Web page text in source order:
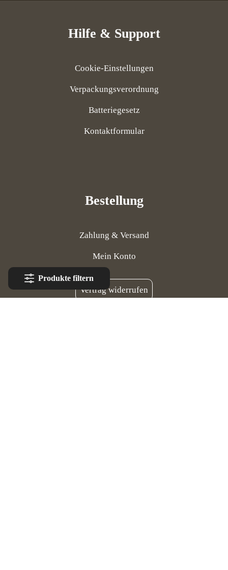
Produkte filtern
Hilfe & Support
Cookie-Einstellungen
Verpackungsverordnung
Batteriegesetz
Kontaktformular
Bestellung
Zahlung & Versand
Mein Konto
Vertrag widerrufen